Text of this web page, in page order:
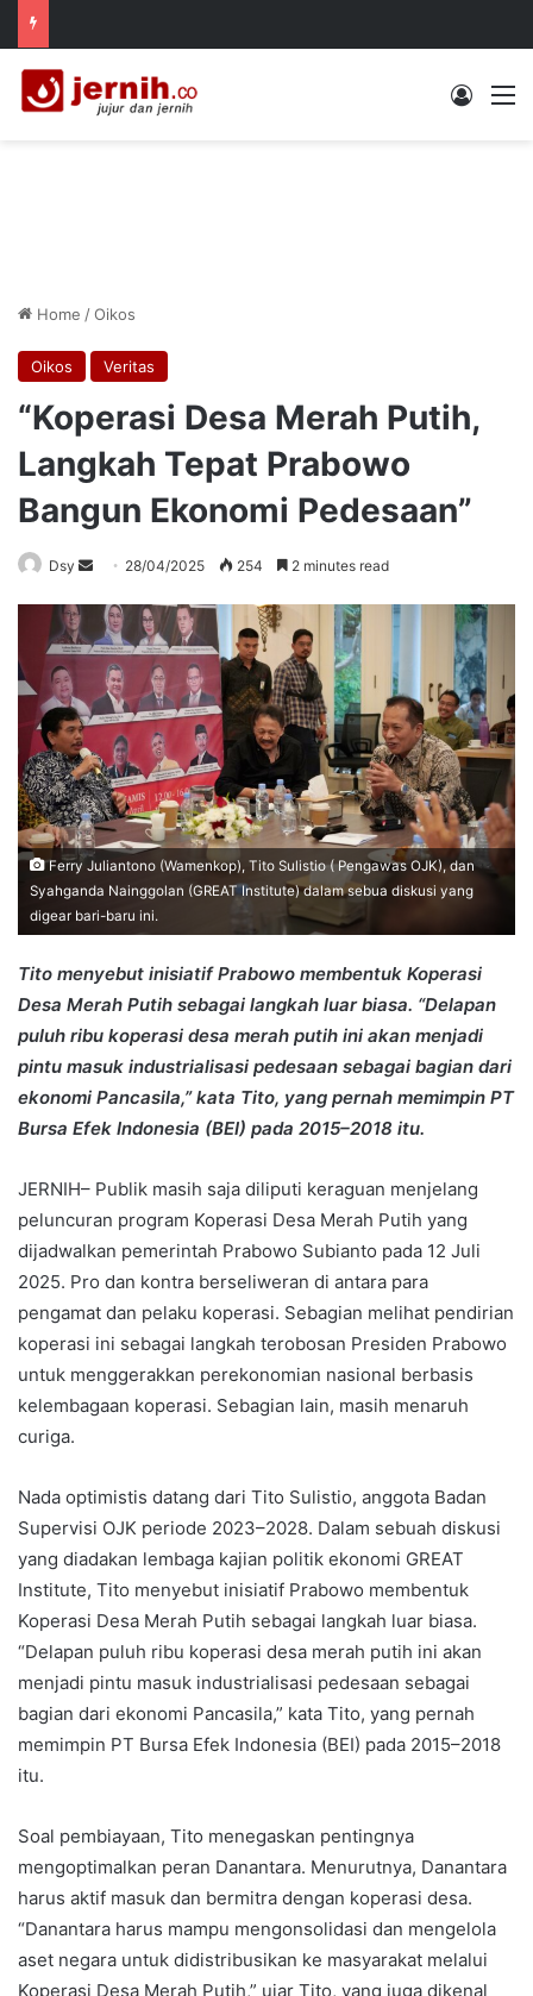
Log In
Home /Oikos
Oikos Veritas
“Koperasi Desa Merah Putih,
Langkah Tepat Prabowo
Bangun Ekonomi Pedesaan”
Dsy
Send
email
28/04/2025 254 2 minutes read
Ferry Juliantono (Wamenkop), Tito Sulistio ( Pengawas OJK), dan
Syahganda Nainggolan (GREAT Institute) dalam sebua diskusi yang
digear bari-baru ini.
Tito menyebut inisiatif Prabowo membentuk Koperasi
Desa Merah Putih sebagai langkah luar biasa. “Delapan
puluh ribu koperasi desa merah putih ini akan menjadi
pintu masuk industrialisasi pedesaan sebagai bagian dari
ekonomi Pancasila,” kata Tito, yang pernah memimpin PT
Bursa Efek Indonesia (BEI) pada 2015–2018 itu.
JERNIH– Publik masih saja diliputi keraguan menjelang
peluncuran program Koperasi Desa Merah Putih yang
dijadwalkan pemerintah Prabowo Subianto pada 12 Juli
2025. Pro dan kontra berseliweran di antara para
pengamat dan pelaku koperasi. Sebagian melihat pendirian
koperasi ini sebagai langkah terobosan Presiden Prabowo
untuk menggerakkan perekonomian nasional berbasis
kelembagaan koperasi. Sebagian lain, masih menaruh
curiga.
Nada optimistis datang dari Tito Sulistio, anggota Badan
Supervisi OJK periode 2023–2028. Dalam sebuah diskusi
yang diadakan lembaga kajian politik ekonomi GREAT
Institute, Tito menyebut inisiatif Prabowo membentuk
Koperasi Desa Merah Putih sebagai langkah luar biasa.
“Delapan puluh ribu koperasi desa merah putih ini akan
menjadi pintu masuk industrialisasi pedesaan sebagai
bagian dari ekonomi Pancasila,” kata Tito, yang pernah
memimpin PT Bursa Efek Indonesia (BEI) pada 2015–2018
itu.
Soal pembiayaan, Tito menegaskan pentingnya
mengoptimalkan peran Danantara. Menurutnya, Danantara
harus aktif masuk dan bermitra dengan koperasi desa.
“Danantara harus mampu mengonsolidasi dan mengelola
aset negara untuk didistribusikan ke masyarakat melalui
Koperasi Desa Merah Putih,” ujar Tito, yang juga dikenal